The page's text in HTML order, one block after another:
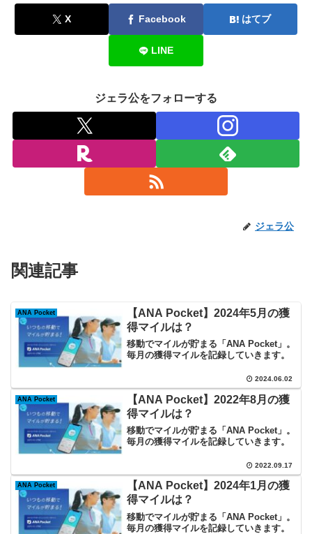
X Facebook はてブ
LINE
ジェラ公をフォローする
ジェラ公
関連記事
ANA Pocket
【ANA Pocket】2024年5月の獲
得マイルは？
移動でマイルが貯まる「ANA Pocket」。
毎月の獲得マイルを記録していきます。
2024.06.02
ANA Pocket
【ANA Pocket】2022年8月の獲
得マイルは？
移動でマイルが貯まる「ANA Pocket」。
毎月の獲得マイルを記録していきます。
2022.09.17
ANA Pocket
【ANA Pocket】2024年1月の獲
得マイルは？
移動でマイルが貯まる「ANA Pocket」。
毎月の獲得マイルを記録していきます。